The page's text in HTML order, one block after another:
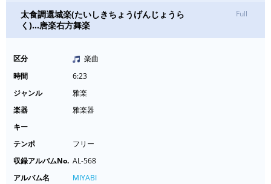
太食調還城楽(たいしきちょうげんじょうら
く)…唐楽右方舞楽
Full
区分
楽曲
時間
6:23
ジャンル
雅楽
楽器
雅楽器
キー
テンポ
フリー
収録アルバムNo. AL-568
アルバム名
MIYABI